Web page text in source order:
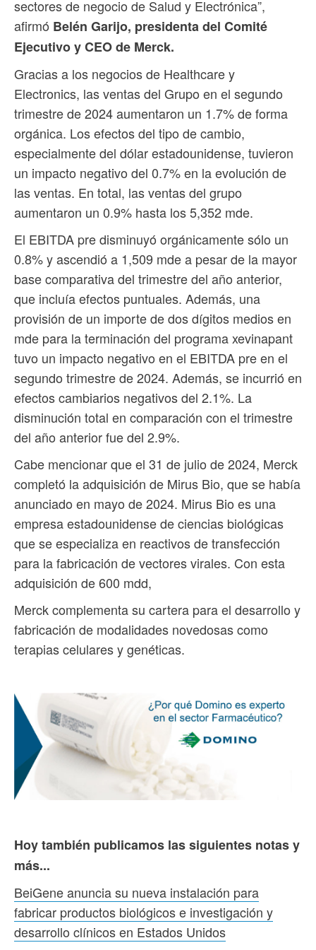
sectores de negocio de Salud y Electrónica”,
afirmó Belén Garijo, presidenta del Comité
Ejecutivo y CEO de Merck.
Gracias a los negocios de Healthcare y
Electronics, las ventas del Grupo en el segundo
trimestre de 2024 aumentaron un 1.7% de forma
orgánica. Los efectos del tipo de cambio,
especialmente del dólar estadounidense, tuvieron
un impacto negativo del 0.7% en la evolución de
las ventas. En total, las ventas del grupo
aumentaron un 0.9% hasta los 5,352 mde.
El EBITDA pre disminuyó orgánicamente sólo un
0.8% y ascendió a 1,509 mde a pesar de la mayor
base comparativa del trimestre del año anterior,
que incluía efectos puntuales. Además, una
provisión de un importe de dos dígitos medios en
mde para la terminación del programa xevinapant
tuvo un impacto negativo en el EBITDA pre en el
segundo trimestre de 2024. Además, se incurrió en
efectos cambiarios negativos del 2.1%. La
disminución total en comparación con el trimestre
del año anterior fue del 2.9%.
Cabe mencionar que el 31 de julio de 2024, Merck
completó la adquisición de Mirus Bio, que se había
anunciado en mayo de 2024. Mirus Bio es una
empresa estadounidense de ciencias biológicas
que se especializa en reactivos de transfección
para la fabricación de vectores virales. Con esta
adquisición de 600 mdd,
Merck complementa su cartera para el desarrollo y
fabricación de modalidades novedosas como
terapias celulares y genéticas.
Hoy también publicamos las siguientes notas y
más...
BeiGene anuncia su nueva instalación para
fabricar productos biológicos e investigación y
desarrollo clínicos en Estados Unidos